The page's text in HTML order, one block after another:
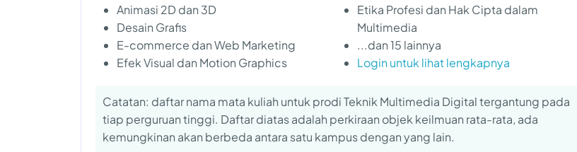
Animasi 2D dan 3D
Desain Grafis
E-commerce dan Web Marketing
Efek Visual dan Motion Graphics
Etika Profesi dan Hak Cipta dalam
Multimedia
...dan 15 lainnya
Login untuk lihat lengkapnya
Catatan: daftar nama mata kuliah untuk prodi Teknik Multimedia Digital tergantung pada
tiap perguruan tinggi. Daftar diatas adalah perkiraan objek keilmuan rata-rata, ada
kemungkinan akan berbeda antara satu kampus dengan yang lain.